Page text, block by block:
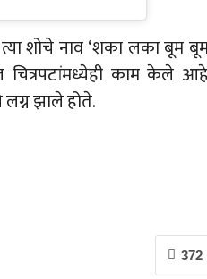
शोचे नाव ‘शका लका बूम
चित्रपटांमध्येही काम केले
झाले होते.
372